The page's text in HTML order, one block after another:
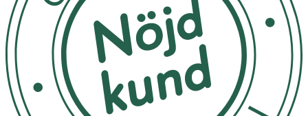
Sätt i linserna innan sminkning.
Använd simglasögon vid bad med linser.
Skaka av överflödig vätska på linsen för enklare
hantering och isättning.
Ta ut linserna och vila ögonen vid irritation. Om
irritationen består efter linsvila och byte av linser,
kontakta ögonläkare eller optiker.